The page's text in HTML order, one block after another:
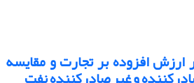
ارزش افزوده بر تجارت و مقایسه